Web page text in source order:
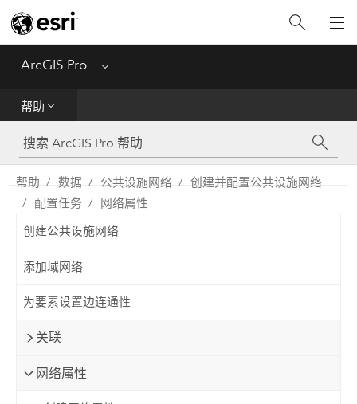
ArcGIS Pro Menu
帮助
工具参考
Python
SDK
帮助 数据 公共设施网络
创建并配置公共设施网络
配置任务
网络属性
创建公共设施网络
添加域网络
为要素设置边连通性
关联
网络属性